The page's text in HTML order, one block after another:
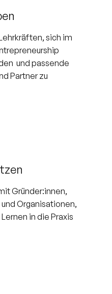
sich im
und passende
Partner zu
Gründer:innen,
Organisationen,
in die Praxis